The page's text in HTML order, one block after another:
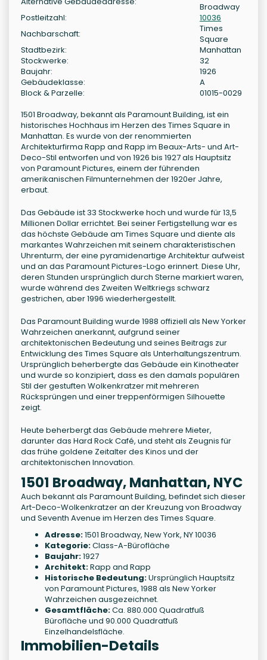
Broadway
Postleitzahl:
10036
Nachbarschaft:
Times
Square
Stadtbezirk:
Manhattan
Stockwerke:
32
Baujahr:
1926
Gebäudeklasse:
A
Block & Parzelle:
01015-0029
1501 Broadway, bekannt als Paramount Building, ist ein
historisches Hochhaus im Herzen des Times Square in
Manhattan. Es wurde von der renommierten
Architekturfirma Rapp and Rapp im Beaux-Arts- und Art-
Deco-Stil entworfen und von 1926 bis 1927 als Hauptsitz
von Paramount Pictures, einem der führenden
amerikanischen Filmunternehmen der 1920er Jahre,
erbaut.
Das Gebäude ist 33 Stockwerke hoch und wurde für 13,5
Millionen Dollar errichtet. Bei seiner Fertigstellung war es
das höchste Gebäude am Times Square und diente als
markantes Wahrzeichen mit seinem charakteristischen
Uhrenturm, der eine pyramidenartige Architektur aufweist
und an das Paramount Pictures-Logo erinnert. Diese Uhr,
deren Stunden ursprünglich durch Sterne markiert waren,
wurde während des Zweiten Weltkriegs schwarz
gestrichen, aber 1996 wiederhergestellt.
Das Paramount Building wurde 1988 offiziell als New Yorker
Wahrzeichen anerkannt, aufgrund seiner
architektonischen Bedeutung und seines Beitrags zur
Entwicklung des Times Square als Unterhaltungszentrum.
Ursprünglich beherbergte das Gebäude ein Kinotheater
und wurde so konzipiert, dass es den damals populären
Stil der gestuften Wolkenkratzer mit mehreren
Rücksprüngen und einer treppenförmigen Silhouette
zeigt.
Heute beherbergt das Gebäude mehrere Mieter,
darunter das Hard Rock Café, und steht als Zeugnis für
das frühe goldene Zeitalter des Kinos und der
architektonischen Innovation.
1501 Broadway, Manhattan, NYC
Auch bekannt als Paramount Building, befindet sich dieser
Art-Deco-Wolkenkratzer an der Kreuzung von Broadway
und Seventh Avenue im Herzen des Times Square.
Adresse:1501 Broadway, New York, NY 10036
Kategorie:Class-A-Bürofläche
Baujahr:1927
Architekt:Rapp and Rapp
Historische Bedeutung:Ursprünglich Hauptsitz
von Paramount Pictures, 1988 als New Yorker
Wahrzeichen ausgezeichnet.
Gesamtfläche:Ca. 880.000 Quadratfuß
Bürofläche und 90.000 Quadratfuß
Einzelhandelsfläche.
Immobilien-Details